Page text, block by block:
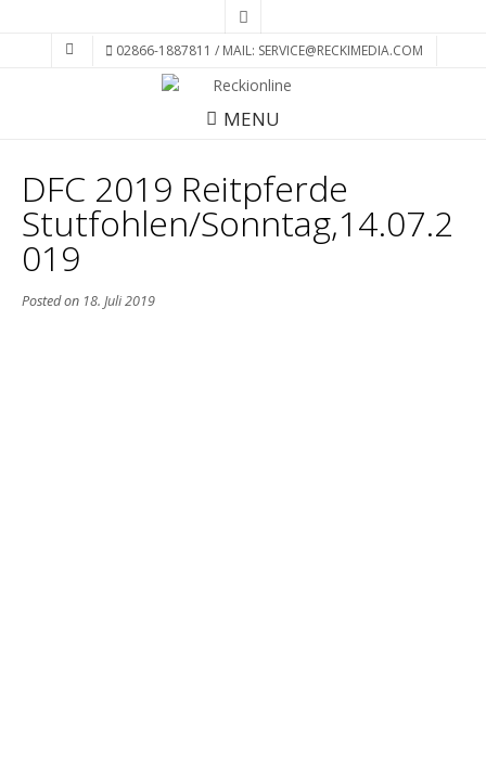
02866-1887811 / MAIL: SERVICE@RECKIMEDIA.COM
MENU
DFC 2019 Reitpferde
Stutfohlen/Sonntag,14.07.2
019
Posted on 18. Juli 2019